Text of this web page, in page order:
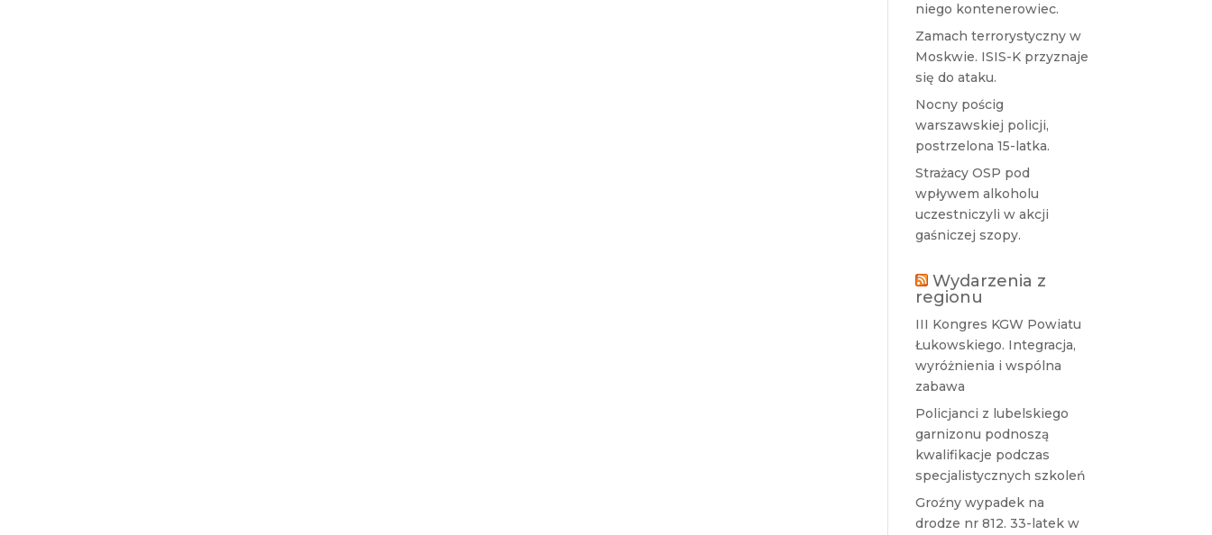
niego kontenerowiec.
Zamach terrorystyczny w
Moskwie. ISIS-K przyznaje
się do ataku.
Nocny pościg
warszawskiej policji,
postrzelona 15-latka.
Strażacy OSP pod
wpływem alkoholu
uczestniczyli w akcji
gaśniczej szopy.
Wydarzenia z
regionu
III Kongres KGW Powiatu
Łukowskiego. Integracja,
wyróżnienia i wspólna
zabawa
Policjanci z lubelskiego
garnizonu podnoszą
kwalifikacje podczas
specjalistycznych szkoleń
Groźny wypadek na
drodze nr 812. 33-latek w